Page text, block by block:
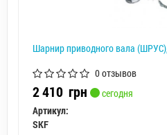
Шарнир приводного вала
0 отзывов
2 410 грн
сегодня
Артикул:
SKF